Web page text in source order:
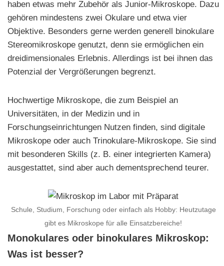
haben etwas mehr Zubehör als Junior-Mikroskope. Dazu
gehören mindestens zwei Okulare und etwa vier
Objektive. Besonders gerne werden generell binokulare
Stereomikroskope genutzt, denn sie ermöglichen ein
dreidimensionales Erlebnis. Allerdings ist bei ihnen das
Potenzial der Vergrößerungen begrenzt.
Hochwertige Mikroskope, die zum Beispiel an
Universitäten, in der Medizin und in
Forschungseinrichtungen Nutzen finden, sind digitale
Mikroskope oder auch Trinokulare-Mikroskope. Sie sind
mit besonderen Skills (z. B. einer integrierten Kamera)
ausgestattet, sind aber auch dementsprechend teurer.
Schule, Studium, Forschung oder einfach als Hobby: Heutzutage
gibt es Mikroskope für alle Einsatzbereiche!
Monokulares oder binokulares Mikroskop:
Was ist besser?